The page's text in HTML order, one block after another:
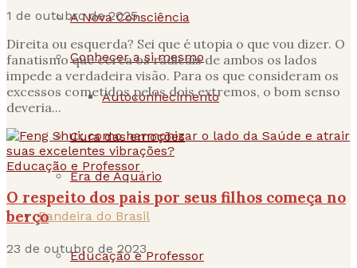
A Nova Consciência
Conhecer a si mesmo
Autoconhecimento
Cura das emoções
Era de Aquário
Bandeira do Brasil
Educação e Professor
1 de outubro de 2025
Direita ou esquerda? Sei que é utopia o que vou dizer. O
fanatismo que cerca os radicais de ambos os lados
impede a verdadeira visão. Para os que consideram os
excessos cometidos pelos dois extremos, o bom senso
deveria...
Educação e Professor
O respeito dos pais por seus filhos começa no
berço
23 de outubro de 2023